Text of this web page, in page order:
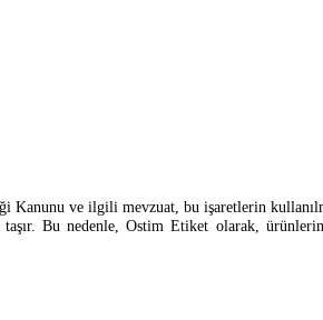
Kanunu ve ilgili mevzuat, bu işaretlerin
Bu nedenle, Ostim Etiket olarak,